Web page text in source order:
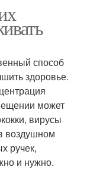
способ
здоровье.
может
вирусы
воздушном
ручек,
и нужно.